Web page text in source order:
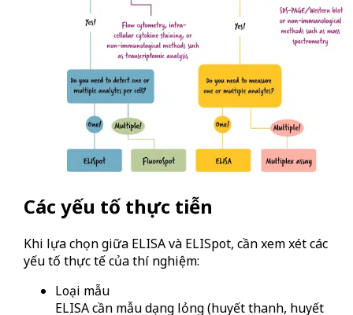
Các yếu tố thực tiễn
Khi lựa chọn giữa ELISA và ELISpot, cần xem xét các
yếu tố thực tế của thí nghiệm:
Loại mẫu
ELISA cần mẫu dạng lỏng (huyết thanh, huyết